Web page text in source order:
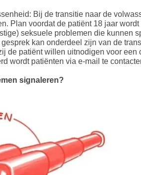
Bij de transitie naar de
Plan voordat de patiënt 18 jaar
seksuele problemen die kunnen
kan onderdeel zijn van de
de patiënt willen uitnodigen voor
wordt patiënten via e-mail te
signaleren?